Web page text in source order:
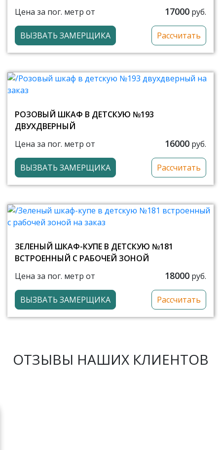
Цена за пог. метр от
17000 руб.
ВЫЗВАТЬ ЗАМЕРЩИКА Рассчитать
РОЗОВЫЙ ШКАФ В ДЕТСКУЮ №193
ДВУХДВЕРНЫЙ
Цена за пог. метр от
16000 руб.
ВЫЗВАТЬ ЗАМЕРЩИКА Рассчитать
ЗЕЛЕНЫЙ ШКАФ-КУПЕ В ДЕТСКУЮ №181
ВСТРОЕННЫЙ С РАБОЧЕЙ ЗОНОЙ
Цена за пог. метр от
18000 руб.
ВЫЗВАТЬ ЗАМЕРЩИКА Рассчитать
ОТЗЫВЫ НАШИХ КЛИЕНТОВ